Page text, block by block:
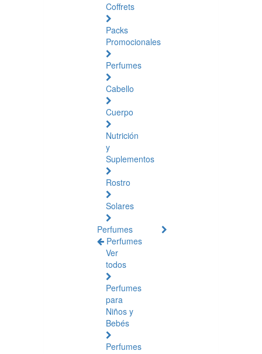
Coffrets
Packs
Promocionales
Perfumes
Cabello
Cuerpo
Nutrición
y
Suplementos
Rostro
Solares
Perfumes
Perfumes
Ver
todos
Perfumes
para
Niños y
Bebés
Perfumes